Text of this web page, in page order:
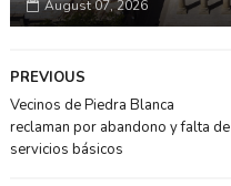
August 07, 2026
PREVIOUS
Vecinos de Piedra Blanca
reclaman por abandono y falta de
servicios básicos